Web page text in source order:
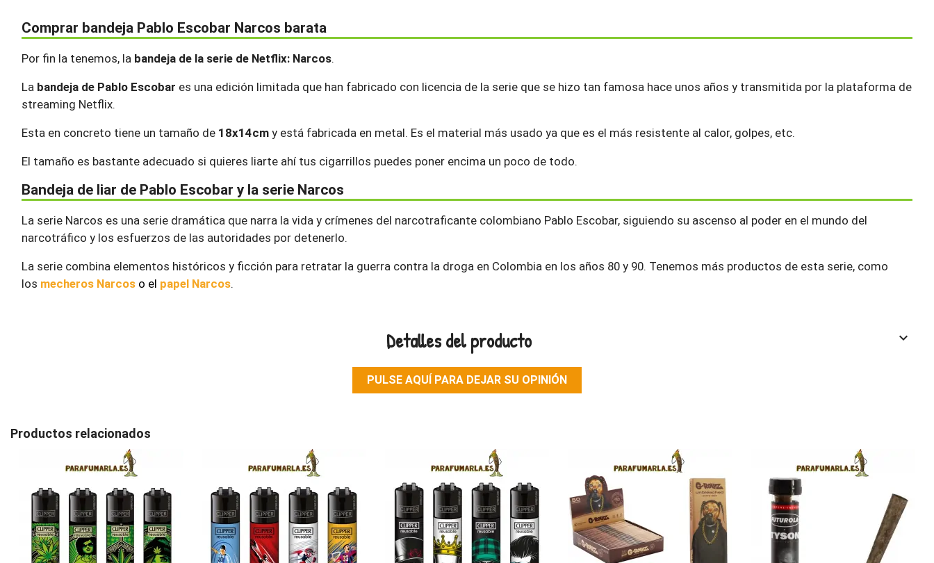
Comprar bandeja Pablo Escobar Narcos barata
Por fin la tenemos, la bandeja de la serie de Netflix: Narcos.
La bandeja de Pablo Escobar es una edición limitada que han fabricado con licencia de la serie que se hizo tan famosa hace unos años y transmitida por la plataforma de
streaming Netflix.
Esta en concreto tiene un tamaño de 18x14cm y está fabricada en metal. Es el material más usado ya que es el más resistente al calor, golpes, etc.
El tamaño es bastante adecuado si quieres liarte ahí tus cigarrillos puedes poner encima un poco de todo.
Bandeja de liar de Pablo Escobar y la serie Narcos
La serie Narcos es una serie dramática que narra la vida y crímenes del narcotraficante colombiano Pablo Escobar, siguiendo su ascenso al poder en el mundo del
narcotráfico y los esfuerzos de las autoridades por detenerlo.
La serie combina elementos históricos y ficción para retratar la guerra contra la droga en Colombia en los años 80 y 90. Tenemos más productos de esta serie, como
los mecheros Narcos o el papel Narcos.
Detalles del producto keyboard_arrow_down
PULSE AQUÍ PARA DEJAR SU OPINIÓN
Productos relacionados